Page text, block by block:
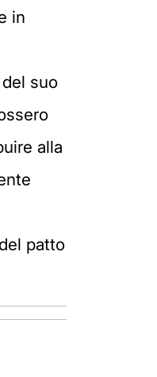
in
suo
alla
patto